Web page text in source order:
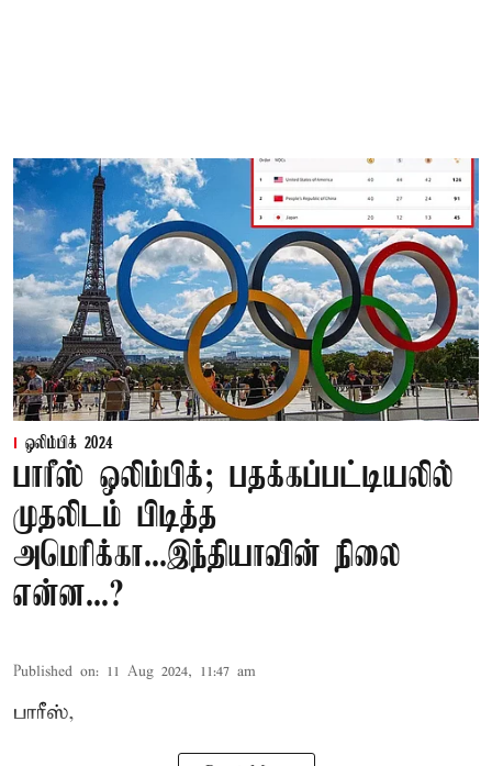
ஒலிம்பிக் 2024
பாரீஸ் ஒலிம்பிக்; பதக்கப்பட்டியலில்
முதலிடம் பிடித்த
அமெரிக்கா...இந்தியாவின் நிலை
என்ன...?
Published on: 11 Aug 2024, 11:47 am
பாரீஸ்,